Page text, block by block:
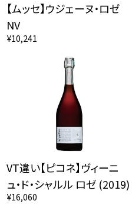
【ムッセ】ウジェーヌ・ロゼ
NV
¥10,241
VT違い【ピコネ】ヴィーニ
ュ・ド・シャルル ロゼ (2019)
¥16,060